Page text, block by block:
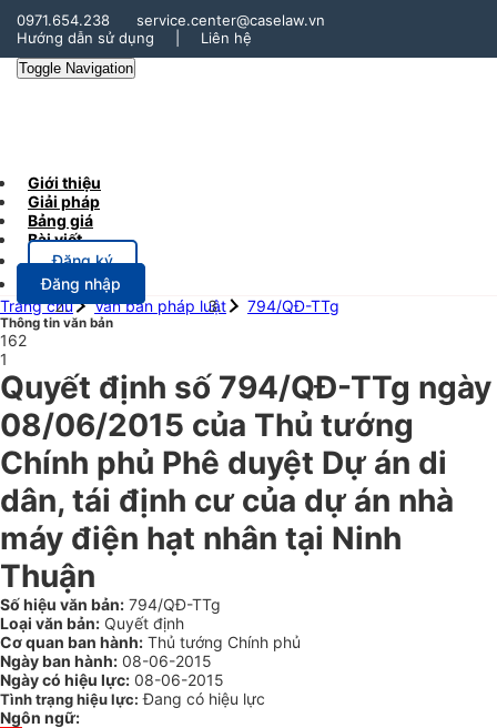
0971.654.238
service.center@caselaw.vn
Hướng dẫn sử dụng
Liên hệ
Toggle Navigation
Giới thiệu
Giải pháp
Bảng giá
Bài viết
Đăng ký
Đăng nhập
Trang chủ
Văn bản pháp luật 794/QĐ-TTg
Thông tin văn bản
162
1
Quyết định số 794/QĐ-TTg ngày
08/06/2015 của Thủ tướng
Chính phủ Phê duyệt Dự án di
dân, tái định cư của dự án nhà
máy điện hạt nhân tại Ninh
Thuận
Số hiệu văn bản: 794/QĐ-TTg
Loại văn bản: Quyết định
Cơ quan ban hành: Thủ tướng Chính phủ
Ngày ban hành: 08-06-2015
Ngày có hiệu lực: 08-06-2015
Tình trạng hiệu lực: Đang có hiệu lực
Ngôn ngữ: